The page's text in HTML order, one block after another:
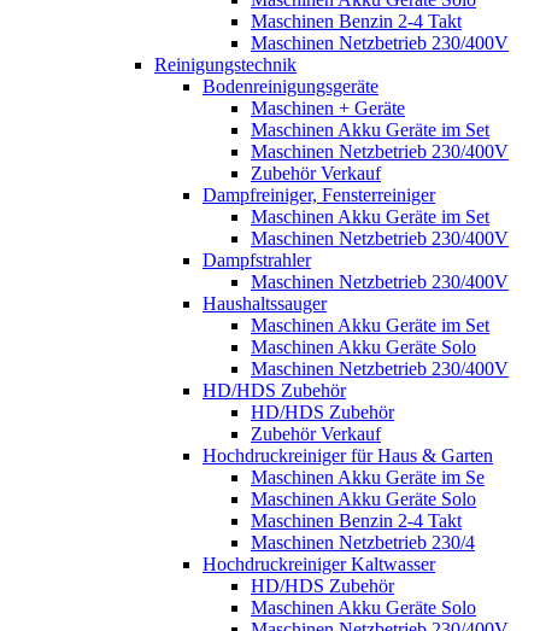
Maschinen Benzin 2-4 Takt
Maschinen Netzbetrieb 230/400V
Reinigungstechnik
Bodenreinigungsgeräte
Maschinen + Geräte
Maschinen Akku Geräte im Set
Maschinen Netzbetrieb 230/400V
Zubehör Verkauf
Dampfreiniger, Fensterreiniger
Maschinen Akku Geräte im Set
Maschinen Netzbetrieb 230/400V
Dampfstrahler
Maschinen Netzbetrieb 230/400V
Haushaltssauger
Maschinen Akku Geräte im Set
Maschinen Akku Geräte Solo
Maschinen Netzbetrieb 230/400V
HD/HDS Zubehör
HD/HDS Zubehör
Zubehör Verkauf
Hochdruckreiniger für Haus & Garten
Maschinen Akku Geräte im Se
Maschinen Akku Geräte Solo
Maschinen Benzin 2-4 Takt
Maschinen Netzbetrieb 230/4
Hochdruckreiniger Kaltwasser
HD/HDS Zubehör
Maschinen Akku Geräte Solo